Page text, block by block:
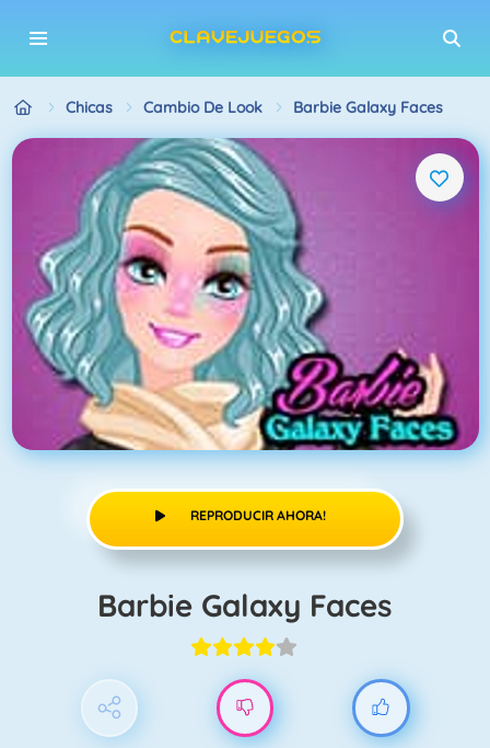
Chicas Cambio De Look Barbie Galaxy Faces
REPRODUCIR AHORA!
Barbie Galaxy Faces